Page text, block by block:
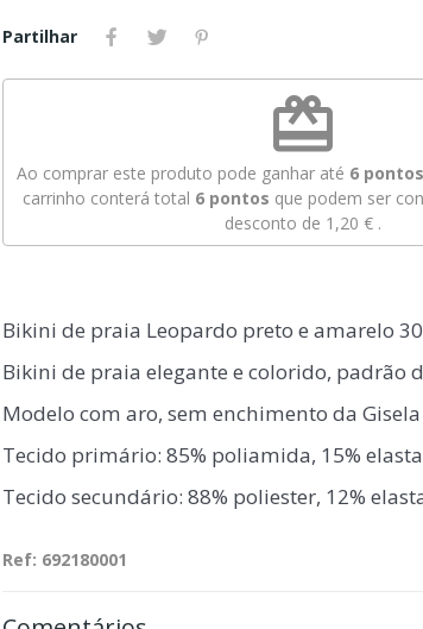
Partilhar
redeem
Ao comprar este produto pode ganhar até 6
carrinho conterá total 6pontos que podem ser
desconto de 1,20 € .
Bikini de praia Leopardo preto e amarelo
Bikini de praia elegante e colorido, padrão
Modelo com aro, sem enchimento da Gisela
Tecido primário: 85% poliamida, 15%
Tecido secundário: 88% poliester, 12%
Ref: 692180001